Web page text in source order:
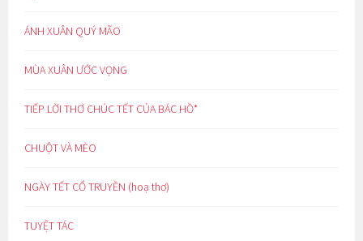
ÁNH XUÂN QUÝ MÃO
MÙA XUÂN ƯỚC VỌNG
TIẾP LỜI THƠ CHÚC TẾT CỦA BÁC HỒ*
CHUỘT VÀ MÈO
NGÀY TẾT CỔ TRUYỀN (hoạ thơ)
TUYỆT TÁC